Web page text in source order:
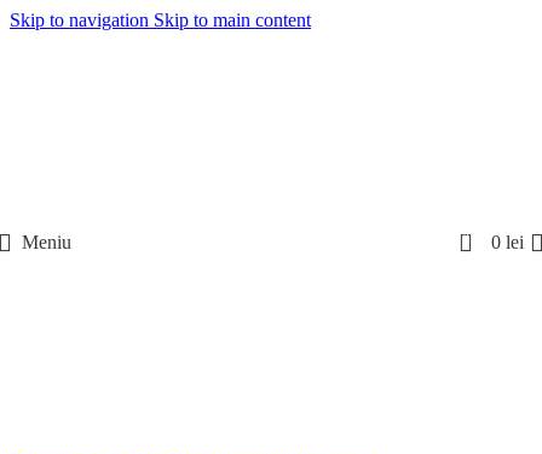
Skip to navigation Skip to main content
Meniu 0 0 lei